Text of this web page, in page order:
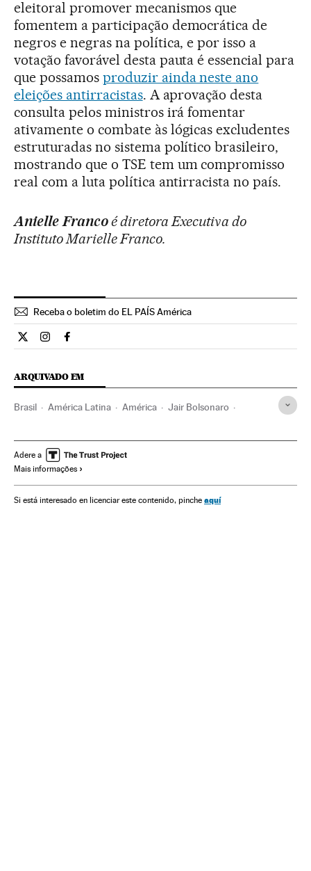
eleitoral promover mecanismos que
fomentem a participação democrática de
negros e negras na política, e por isso a
votação favorável desta pauta é essencial para
que possamos produzir ainda neste ano
eleições antirracistas. A aprovação desta
consulta pelos ministros irá fomentar
ativamente o combate às lógicas excludentes
estruturadas no sistema político brasileiro,
mostrando que o TSE tem um compromisso
real com a luta política antirracista no país.
Anielle Francoé diretora Executiva do
Instituto Marielle Franco.
Receba o boletim do EL PAÍS América
Opiniao El País Brasil en Twitter
Opiniao El País Brasil en Instagram
Opiniao El País Brasil en Facebook
ARQUIVADO EM
Brasil América Latina América Jair Bolsonaro
Desigualdade econômica
Eleições municipais 2020
Alexandre de Moraes STF Política Marielle Franco
Adere a
Mais informações
Si está interesado en licenciar este contenido, pinche aquí